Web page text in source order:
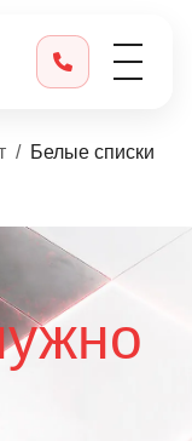
Белые списки